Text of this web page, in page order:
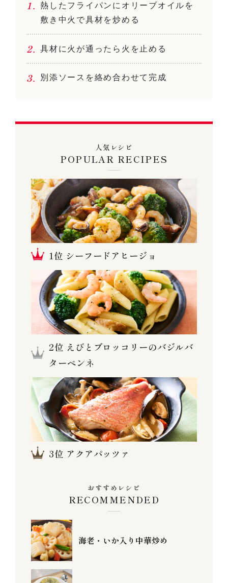
熱したフライパンにオリーブオイルを
敷き中火で具材を炒める
具材に火が通ったら火を止める
別添ソースを絡め合わせて完成
人気レシピ
POPULAR RECIPES
シーフードアヒージョ
えびとブロッコリーのバジルバ
ターペンネ
アクアパッツァ
おすすめレシピ
RECOMMENDED
海老・いか入り中華炒め